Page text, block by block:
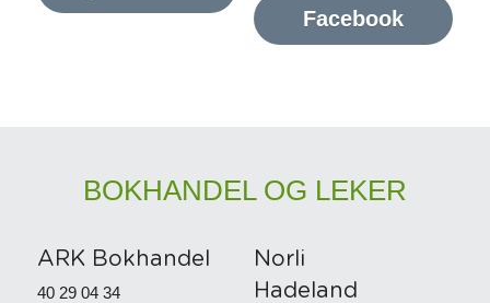
Facebook
BOKHANDEL OG LEKER
ARK Bokhandel
40 29 04 34
Norli
Hadeland